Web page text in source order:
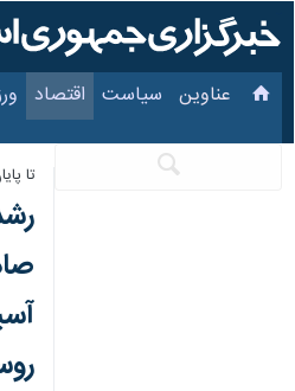
عناوین‌ سیاست اقتصاد
تا پایان